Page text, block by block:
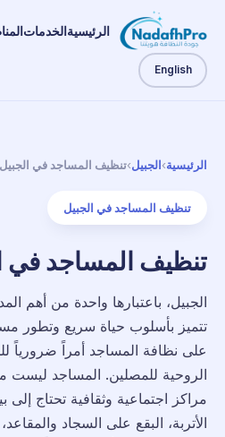
الرئيسيةالخدمات
English
الرئيسية›الجبيل›تنظيف المساجد في الجبيل
تنظيف المساجد في الجبيل
تنظيف المساجد في
الجبيل، باعتبارها واحدة من أهم
تتميز بأسلوب حياة سريع وتطور
على نظافة المساجد أمراً ضرورياً
الروحية للمصلين. المساجد ليست
مراكز اجتماعية وثقافية تحتاج
الأتربة، البقع على السجاد والمقاعد،